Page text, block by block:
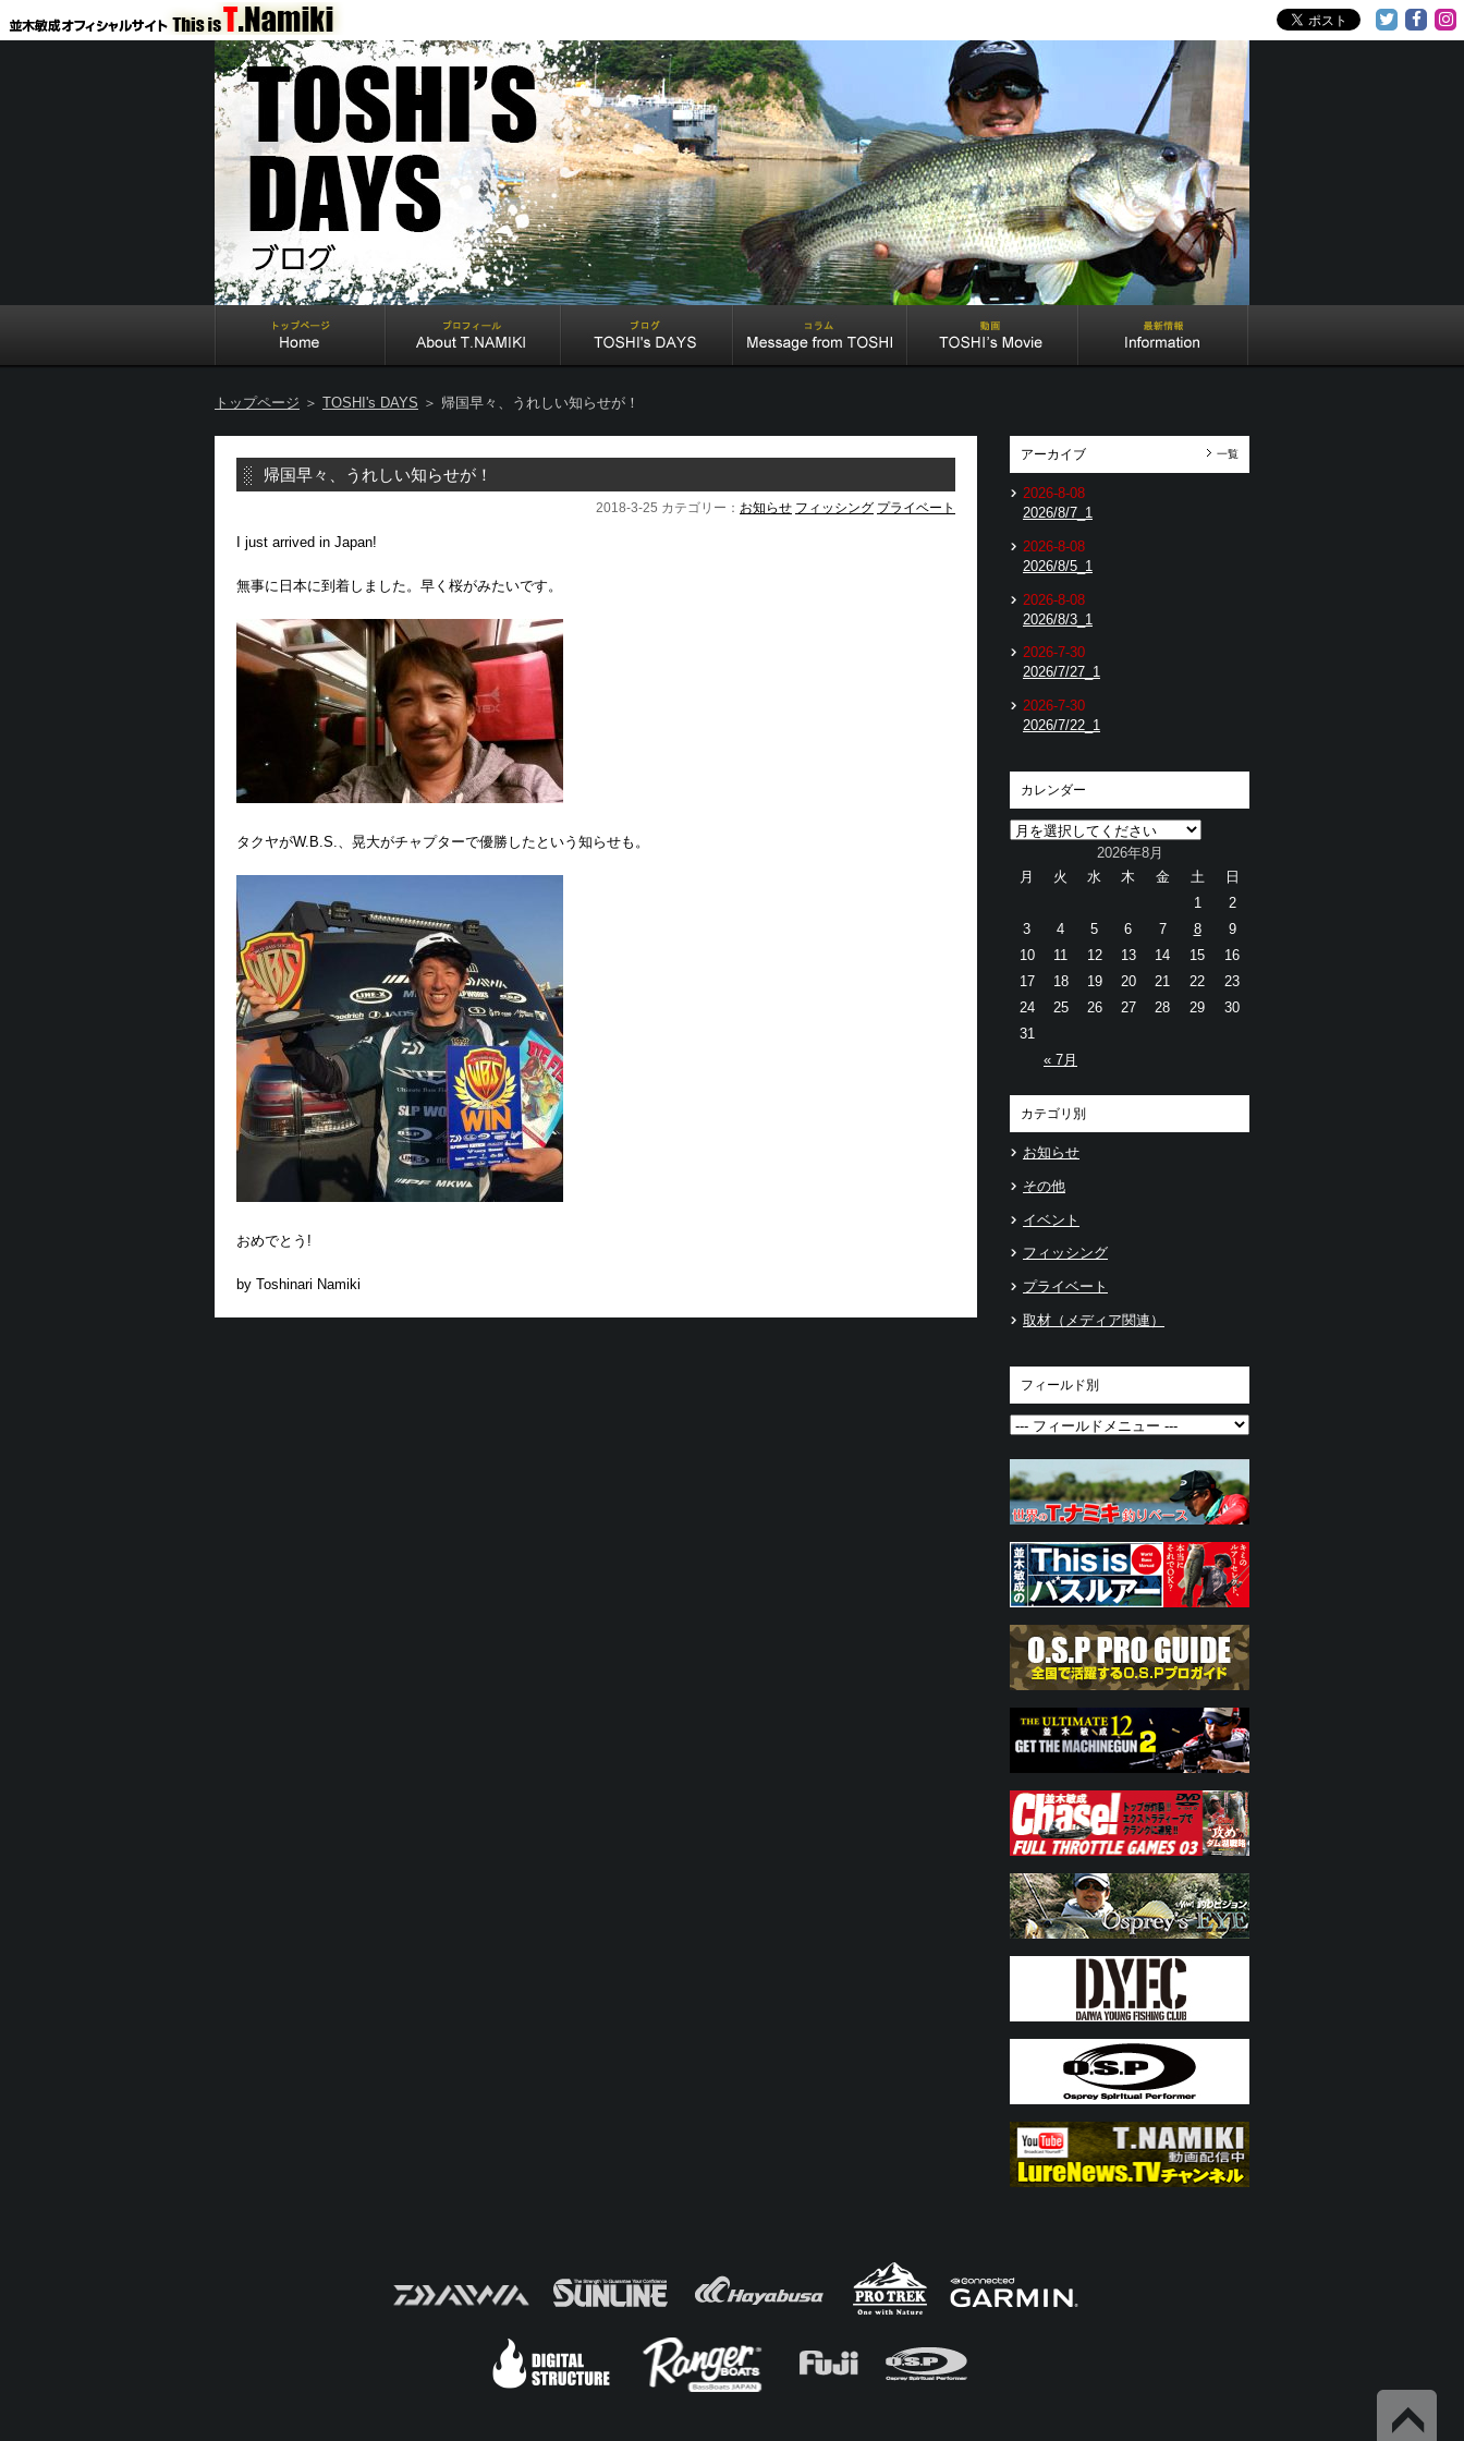
トップページ ＞ TOSHI's DAYS ＞ 帰国早々、うれしい知らせが！
帰国早々、うれしい知らせが！
2018-3-25 カテゴリー： お知らせ フィッシング プライベート
I just arrived in Japan!
無事に日本に到着しました。早く桜がみたいです。
タクヤがW.B.S.、晃大がチャプターで優勝したという知らせも。
おめでとう!
by Toshinari Namiki
アーカイブ 一覧
2026-8-08
2026/8/7_1
2026-8-08
2026/8/5_1
2026-8-08
2026/8/3_1
2026-7-30
2026/7/27_1
2026-7-30
2026/7/22_1
カレンダー
2026年8月
月
火 水 木 金 土 日
« 7月
1
2
3
4 5 6 7 8
9
10
11 12 13 14 15
16
17
18 19 20 21 22
23
24
25 26 27 28 29
30
31
カテゴリ別
お知らせ
その他
イベント
フィッシング
プライベート
取材（メディア関連）
フィールド別